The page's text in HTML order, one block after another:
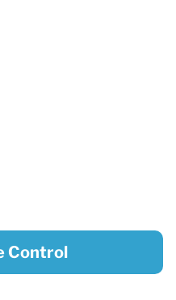
Control